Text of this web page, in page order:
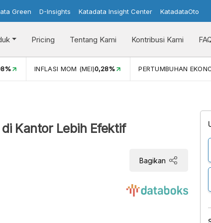
Green D-Insights Katadata Insight Center KatadataOto
Pricing Tentang Kami Kontribusi Kami
INFLASI MOM (MEI)0,28% PERTUMBUHAN
Kantor Lebih Efektif
Bagikan